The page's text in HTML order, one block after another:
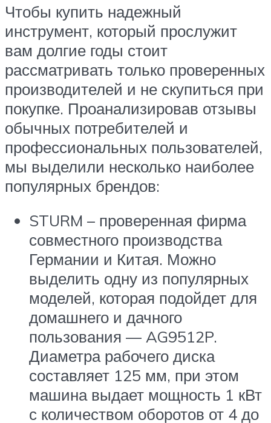
Чтобы купить надежный
инструмент, который прослужит
вам долгие годы стоит
рассматривать только проверенных
производителей и не скупиться при
покупке. Проанализировав отзывы
обычных потребителей и
профессиональных пользователей,
мы выделили несколько наиболее
популярных брендов:
STURM – проверенная фирма
совместного производства
Германии и Китая. Можно
выделить одну из популярных
моделей, которая подойдет для
домашнего и дачного
пользования — AG9512P.
Диаметра рабочего диска
составляет 125 мм, при этом
машина выдает мощность 1 кВт
с количеством оборотов от 4 до